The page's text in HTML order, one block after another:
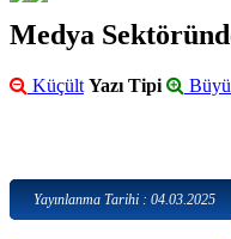
Medya
Küçült Yazı Tipi
Yayınlanma Tarihi : 04.03.2025